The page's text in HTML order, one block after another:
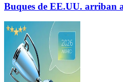
Buques de EE.UU. arriban